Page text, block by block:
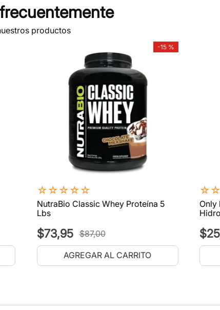
productos
-15 %
☆☆☆☆☆
NutraBio Classic Whey Proteína 5
Lbs
$73,95 $87,00
AGREGAR AL CARRITO
☆☆
Only
$25